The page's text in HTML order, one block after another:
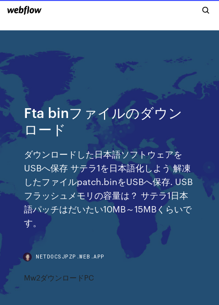
Fta binファイルのダウン
ロード
ダウンロードした日本語ソフトウェアを
USBへ保存 サテラ1を日本語化しよう 解凍
したファイルpatch.binをUSBへ保存. USB
フラッシュメモリの容量は？ サテラ1日本
語パッチはだいたい10MB～15MBくらいで
す。
NETDOCSJPZP.WEB.APP
Mw2ダウンロードPC